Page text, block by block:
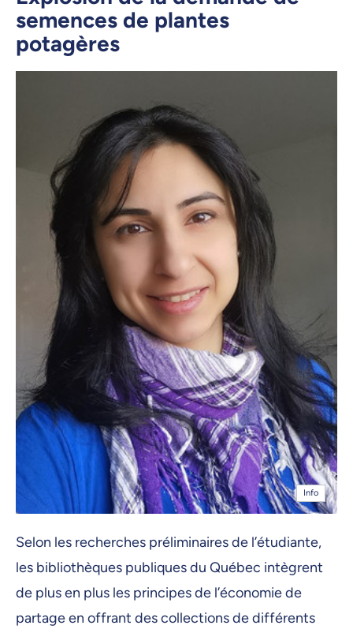
semences de plantes
potagères
Info
Selon les recherches préliminaires de l’étudiante,
les bibliothèques publiques du Québec intègrent
de plus en plus les principes de l’économie de
partage en offrant des collections de différents